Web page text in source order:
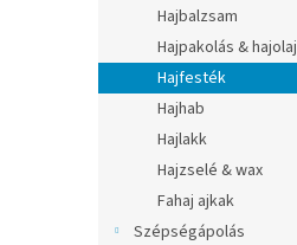
Hajbalzsam
Hajpakolás & hajolaj
Hajfesték
Hajhab
Hajlakk
Hajzselé & wax
Fahaj ajkak
Szépségápolás